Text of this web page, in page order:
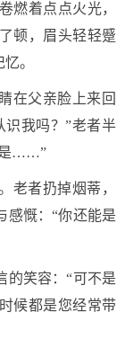
燃着点点火光，
顿，眉头轻轻蹙
。
在父亲脸上来回
识我吗？”老者半
是……”
老者扔掉烟蒂，
感慨：“你还能是
的笑容：“可不是
候都是您经常带